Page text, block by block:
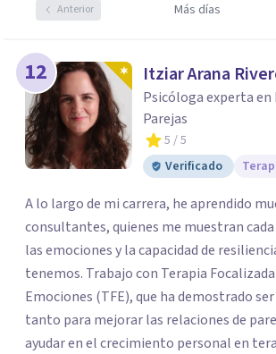
Anterior Más días
12 Itziar Arana
Psicóloga experta en
Parejas
5 / 5
Verificado
A lo largo de mi carrera, he aprendido
consultantes, quienes me muestran
las emociones y la capacidad de
tenemos. Trabajo con Terapia
Emociones (TFE), que ha demostrado
tanto para mejorar las relaciones de
ayudar en el crecimiento personal en